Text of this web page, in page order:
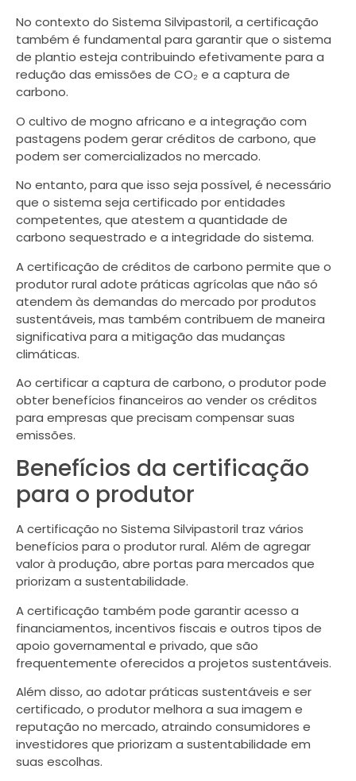
No contexto do Sistema Silvipastoril, a certificação
também é fundamental para garantir que o sistema
de plantio esteja contribuindo efetivamente para a
redução das emissões de CO₂ e a captura de
carbono.
O cultivo de mogno africano e a integração com
pastagens podem gerar créditos de carbono, que
podem ser comercializados no mercado.
No entanto, para que isso seja possível, é necessário
que o sistema seja certificado por entidades
competentes, que atestem a quantidade de
carbono sequestrado e a integridade do sistema.
A certificação de créditos de carbono permite que o
produtor rural adote práticas agrícolas que não só
atendem às demandas do mercado por produtos
sustentáveis, mas também contribuem de maneira
significativa para a mitigação das mudanças
climáticas.
Ao certificar a captura de carbono, o produtor pode
obter benefícios financeiros ao vender os créditos
para empresas que precisam compensar suas
emissões.
Benefícios da certificação
para o produtor
A certificação no Sistema Silvipastoril traz vários
benefícios para o produtor rural. Além de agregar
valor à produção, abre portas para mercados que
priorizam a sustentabilidade.
A certificação também pode garantir acesso a
financiamentos, incentivos fiscais e outros tipos de
apoio governamental e privado, que são
frequentemente oferecidos a projetos sustentáveis.
Além disso, ao adotar práticas sustentáveis e ser
certificado, o produtor melhora a sua imagem e
reputação no mercado, atraindo consumidores e
investidores que priorizam a sustentabilidade em
suas escolhas.